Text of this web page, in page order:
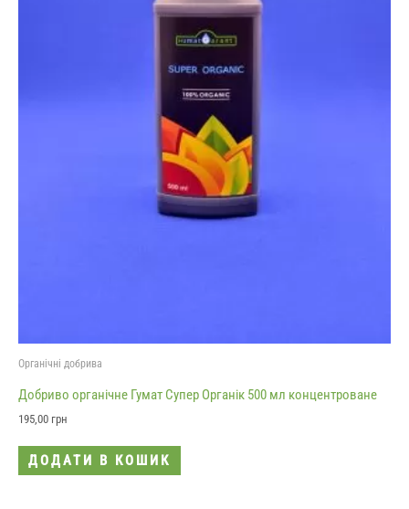
Органічні добрива
Добриво органічне Гумат Супер Органік 500 мл концентроване
195,00 грн
ДОДАТИ В КОШИК